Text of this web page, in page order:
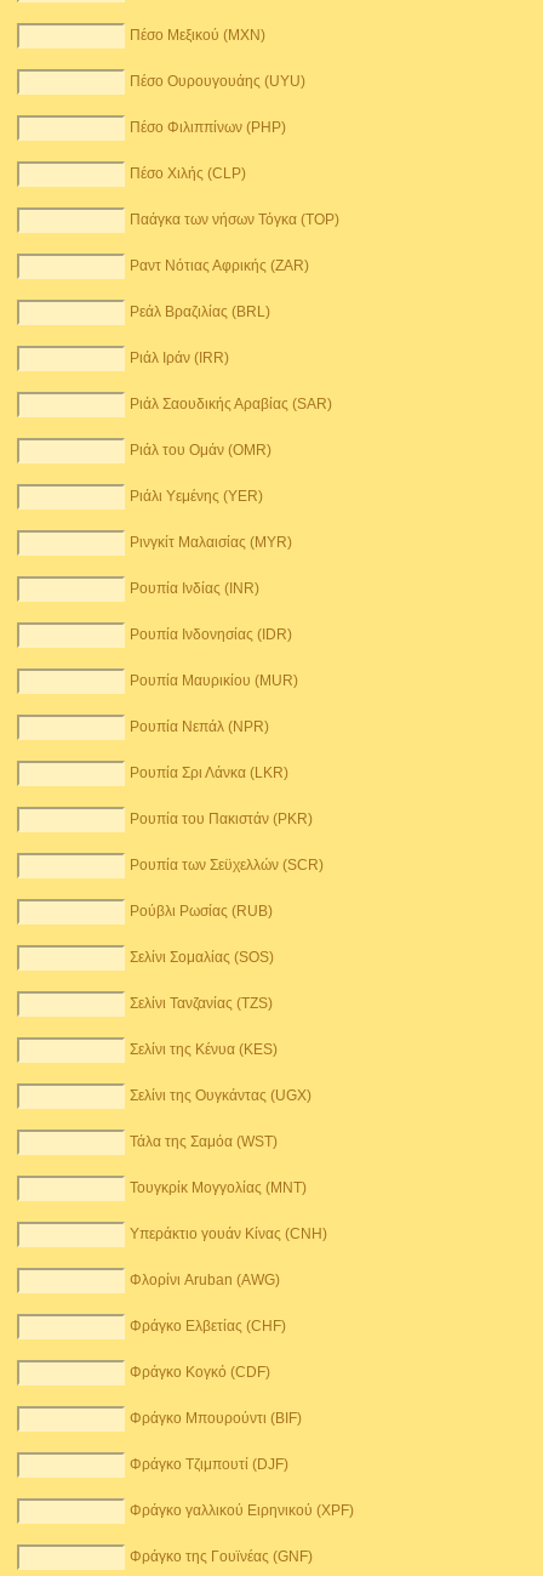
Πέσο Μεξικού (MXN)
Πέσο Ουρουγουάης (UYU)
Πέσο Φιλιππίνων (PHP)
Πέσο Χιλής (CLP)
Παάγκα των νήσων Τόγκα (TOP)
Ραντ Νότιας Αφρικής (ZAR)
Ρεάλ Βραζιλίας (BRL)
Ριάλ Ιράν (IRR)
Ριάλ Σαουδικής Αραβίας (SAR)
Ριάλ του Ομάν (OMR)
Ριάλι Υεμένης (YER)
Ρινγκίτ Μαλαισίας (MYR)
Ρουπία Ινδίας (INR)
Ρουπία Ινδονησίας (IDR)
Ρουπία Μαυρικίου (MUR)
Ρουπία Νεπάλ (NPR)
Ρουπία Σρι Λάνκα (LKR)
Ρουπία του Πακιστάν (PKR)
Ρουπία των Σεϋχελλών (SCR)
Ρούβλι Ρωσίας (RUB)
Σελίνι Σομαλίας (SOS)
Σελίνι Τανζανίας (TZS)
Σελίνι της Κένυα (KES)
Σελίνι της Ουγκάντας (UGX)
Τάλα της Σαμόα (WST)
Τουγκρίκ Μογγολίας (MNT)
Υπεράκτιο γουάν Κίνας (CNH)
Φλορίνι Aruban (AWG)
Φράγκο Ελβετίας (CHF)
Φράγκο Κογκό (CDF)
Φράγκο Μπουρούντι (BIF)
Φράγκο Τζιμπουτί (DJF)
Φράγκο γαλλικού Ειρηνικού (XPF)
Φράγκο της Γουϊνέας (GNF)